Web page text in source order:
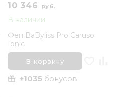
10 346 руб.
В наличии
Фен BaByliss Pro Caruso
Ionic
В корзину
+1035 бонусов